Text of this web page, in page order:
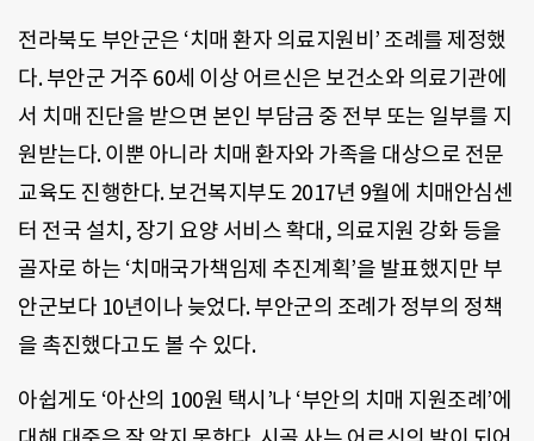
전라북도 부안군은 ‘치매 환자 의료지원비’ 조례를 제정했
다. 부안군 거주 60세 이상 어르신은 보건소와 의료기관에
서 치매 진단을 받으면 본인 부담금 중 전부 또는 일부를 지
원받는다. 이뿐 아니라 치매 환자와 가족을 대상으로 전문
교육도 진행한다. 보건복지부도 2017년 9월에 치매안심센
터 전국 설치, 장기 요양 서비스 확대, 의료지원 강화 등을
골자로 하는 ‘치매국가책임제 추진계획’을 발표했지만 부
안군보다 10년이나 늦었다. 부안군의 조례가 정부의 정책
을 촉진했다고도 볼 수 있다.
아쉽게도 ‘아산의 100원 택시’나 ‘부안의 치매 지원조례’에